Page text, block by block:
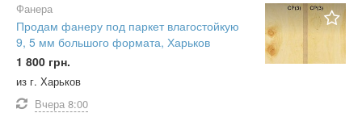
Фанера
Продам фанеру под паркет влагостойкую
9, 5 мм большого формата, Харьков
1 800 грн.
из г. Харьков
Вчера 8:00